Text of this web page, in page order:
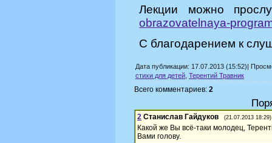
Лекции можно
obrazovatelnaya-
С благодарением к
Дата публикации: 17.07.2013 (15:52)|
стихи для детей Терентий Травник
Всего комментариев: 2
2 Станислав Гайдуков (21.07.2013 18:29)
Какой же Вы всё-таки молодец,
Вами голову.